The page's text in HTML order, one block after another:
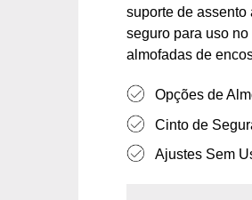
suporte de
seguro para uso
almofadas de
Opções de
Cinto de
Ajustes Sem